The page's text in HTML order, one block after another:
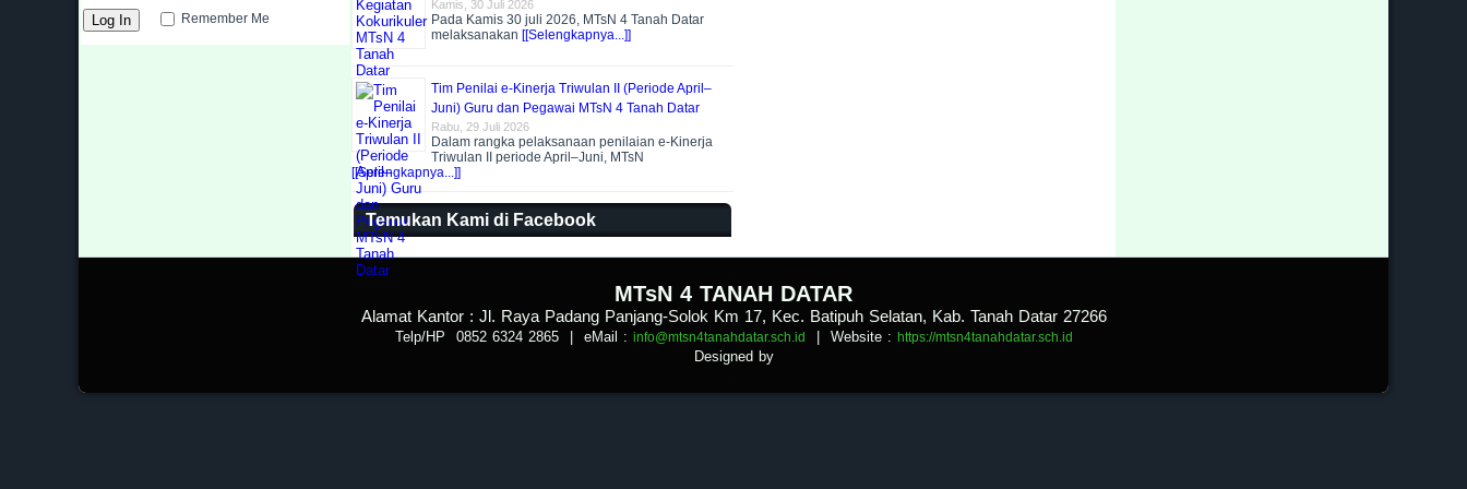
Remember Me
Kamis, 30 Juli 2026
Pada Kamis 30 juli 2026, MTsN 4 Tanah Datar
melaksanakan [[Selengkapnya...]]
Tim Penilai e-Kinerja Triwulan II (Periode April–
Juni) Guru dan Pegawai MTsN 4 Tanah Datar
Rabu, 29 Juli 2026
Dalam rangka pelaksanaan penilaian e-Kinerja
Triwulan II periode April–Juni, MTsN
[[Selengkapnya...]]
Temukan Kami di Facebook
MTsN 4 TANAH DATAR
Alamat Kantor : Jl. Raya Padang Panjang-Solok Km 17, Kec. Batipuh Selatan, Kab. Tanah Datar 27266
Telp/HP 0852 6324 2865 | eMail : info@mtsn4tanahdatar.sch.id Website : https://mtsn4tanahdatar.sch.id
Designed by